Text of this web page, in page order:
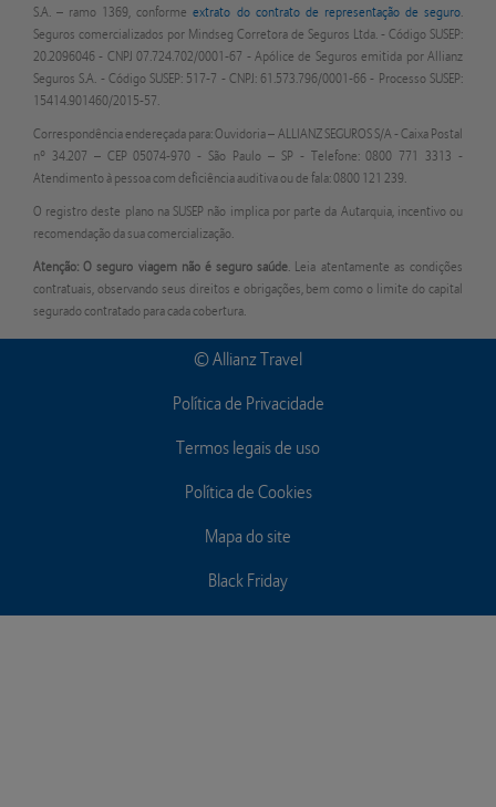
S.A. – ramo 1369, conformeextrato do contrato de representação de seguro.
Seguros comercializados por Mindseg Corretora de Seguros Ltda. - Código SUSEP:
20.2096046 - CNPJ 07.724.702/0001-67 - Apólice de Seguros emitida por Allianz
Seguros S.A. - Código SUSEP: 517-7 - CNPJ: 61.573.796/0001-66 - Processo SUSEP:
15414.901460/2015-57.
Correspondência endereçada para: Ouvidoria – ALLIANZ SEGUROS S/A - Caixa Postal
nº 34.207 – CEP 05074-970 - São Paulo – SP - Telefone: 0800 771 3313 -
Atendimento à pessoa com deficiência auditiva ou de fala: 0800 121 239.
O registro deste plano na SUSEP não implica por parte da Autarquia, incentivo ou
recomendação da sua comercialização.
Atenção: O seguro viagem não é seguro saúde. Leia atentamente as condições
contratuais, observando seus direitos e obrigações, bem como o limite do capital
segurado contratado para cada cobertura.
© Allianz Travel
Política de Privacidade
Termos legais de uso
Política de Cookies
Mapa do site
Black Friday